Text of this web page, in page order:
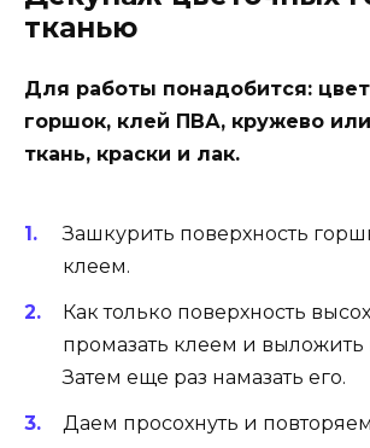
тканью
Для работы понадобится:
горшок, клей ПВА, кружево
ткань, краски и лак.
Зашкурить поверхность
клеем.
Как только поверхность
промазать клеем и выложить
Затем еще раз намазать его.
Даем просохнуть и